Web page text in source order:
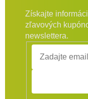
Získajte
zľavových
newslettera.